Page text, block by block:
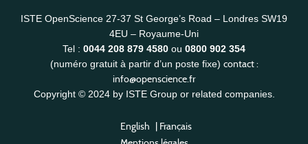
ISTE OpenScience 27-37 St George’s Road – Londres SW19
4EU – Royaume-Uni
Tel : 0044 208 879 4580 ou 0800 902 354
(numéro gratuit à partir d’un poste fixe) contact :
info@openscience.fr
Copyright © 2024 by ISTE Group or related companies.
English | Français